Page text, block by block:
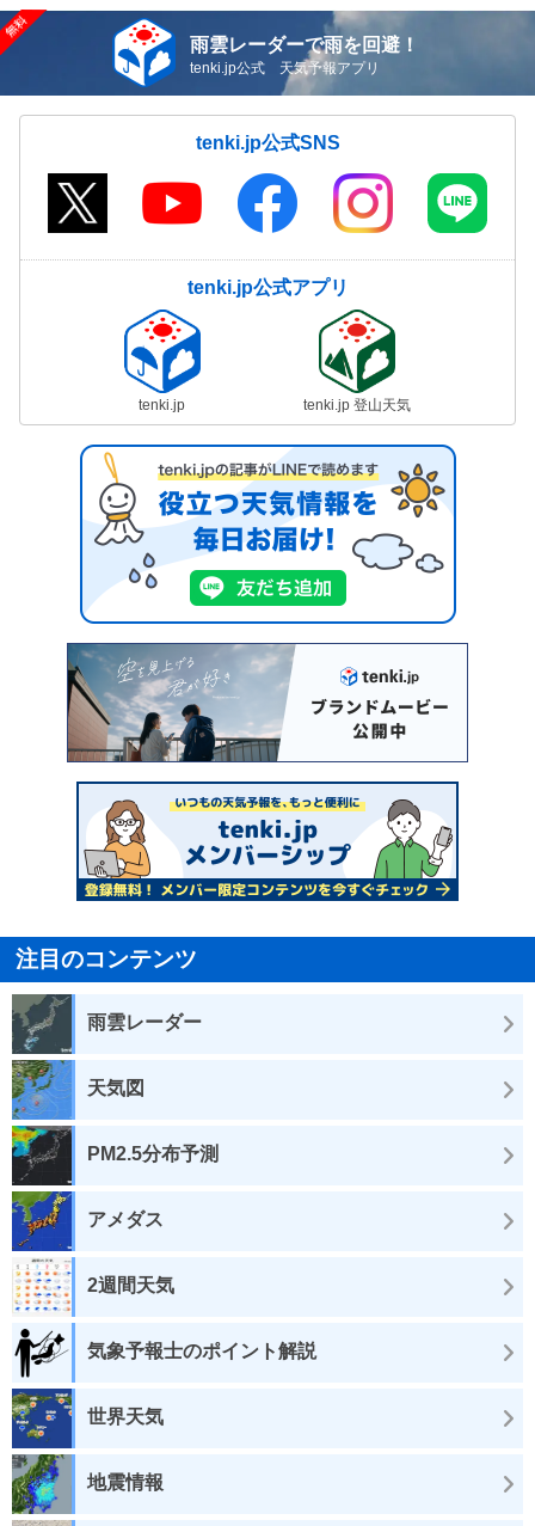
雨雲レーダーで雨を回避！
tenki.jp公式 天気予報アプリ
tenki.jp公式SNS
tenki.jp公式アプリ
tenki.jp tenki.jp 登山天気
注目のコンテンツ
雨雲レーダー
天気図
PM2.5分布予測
アメダス
2週間天気
気象予報士のポイント解説
世界天気
地震情報